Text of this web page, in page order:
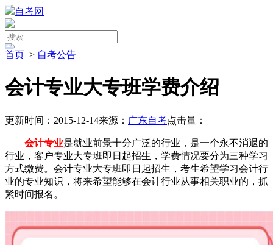
自考网
首页 > 自考公告
会计专业大专班学费介绍
更新时间：2015-12-14来源： 广东自考点击量：
会计专业是就业前景十分广泛的行业，是一个永不消退的
行业，客户专业大专班即日起招生，学费情况要分为三种学习
方式缴费。会计专业大专班即日起招生，考生希望学习会计行
业的专业知识，将来希望能够在会计行业从事相关职业的，抓
紧时间报名。